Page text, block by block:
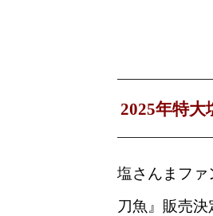
2025年特
塩さんまフ
刀魚』販売決